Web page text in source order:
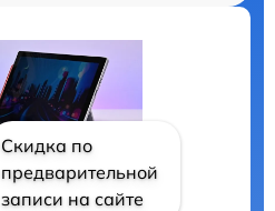
Скидка по
предварительной
записи на сайте